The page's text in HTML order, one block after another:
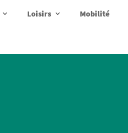
Loisirs Mobilité